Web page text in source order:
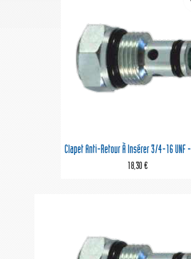
Clapet Anti-Retour À Insérer 3/4-16 UNF -
18,30 €